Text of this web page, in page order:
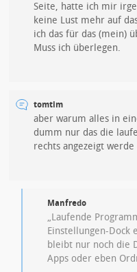
Seite, hatte ich mir
keine Lust mehr auf
ich das für das (mein)
Muss ich überlegen.
tomtim
aber warum alles in
dumm nur das die
rechts angezeigt
Manfredo
„Laufende
Einstellungen-Dock
bleibt nur noch die
Apps oder eben